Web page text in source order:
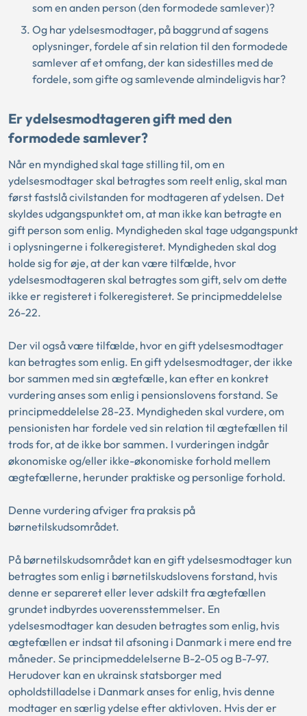
som en anden person (den formodede samlever)?
Og har ydelsesmodtager, på baggrund af sagens
oplysninger, fordele af sin relation til den formodede
samlever af et omfang, der kan sidestilles med de
fordele, som gifte og samlevende almindeligvis har?
Er ydelsesmodtageren gift med den
formodede samlever?
Når en myndighed skal tage stilling til, om en
ydelsesmodtager skal betragtes som reelt enlig, skal man
først fastslå civilstanden for modtageren af ydelsen. Det
skyldes udgangspunktet om, at man ikke kan betragte en
gift person som enlig. Myndigheden skal tage udgangspunkt
i oplysningerne i folkeregisteret. Myndigheden skal dog
holde sig for øje, at der kan være tilfælde, hvor
ydelsesmodtageren skal betragtes som gift, selv om dette
ikke er registeret i folkeregisteret. Se principmeddelelse
26-22.
Der vil også være tilfælde, hvor en gift ydelsesmodtager
kan betragtes som enlig. En gift ydelsesmodtager, der ikke
bor sammen med sin ægtefælle, kan efter en konkret
vurdering anses som enlig i pensionslovens forstand. Se
principmeddelelse 28-23. Myndigheden skal vurdere, om
pensionisten har fordele ved sin relation til ægtefællen til
trods for, at de ikke bor sammen. I vurderingen indgår
økonomiske og/eller ikke-økonomiske forhold mellem
ægtefællerne, herunder praktiske og personlige forhold.
Denne vurdering afviger fra praksis på
børnetilskudsområdet.
På børnetilskudsområdet kan en gift ydelsesmodtager kun
betragtes som enlig i børnetilskudslovens forstand, hvis
denne er separeret eller lever adskilt fra ægtefællen
grundet indbyrdes uoverensstemmelser. En
ydelsesmodtager kan desuden betragtes som enlig, hvis
ægtefællen er indsat til afsoning i Danmark i mere end tre
måneder. Se principmeddelelserne B-2-05 og B-7-97.
Herudover kan en ukrainsk statsborger med
opholdstilladelse i Danmark anses for enlig, hvis denne
modtager en særlig ydelse efter aktivloven. Hvis der er